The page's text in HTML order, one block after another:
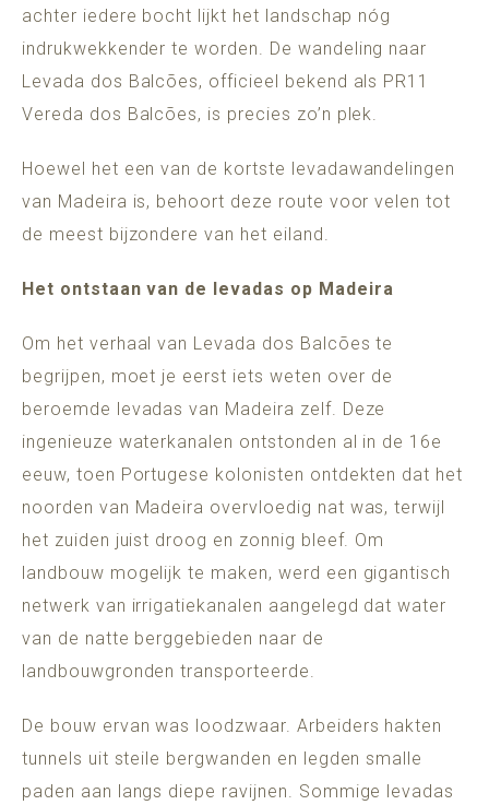
achter iedere bocht lijkt het landschap nóg
indrukwekkender te worden. De wandeling naar
Levada dos Balcões, officieel bekend als PR11
Vereda dos Balcões, is precies zo’n plek.
Hoewel het een van de kortste levadawandelingen
van Madeira is, behoort deze route voor velen tot
de meest bijzondere van het eiland.
Het ontstaan van de levadas op Madeira
Om het verhaal van Levada dos Balcões te
begrijpen, moet je eerst iets weten over de
beroemde levadas van Madeira zelf. Deze
ingenieuze waterkanalen ontstonden al in de 16e
eeuw, toen Portugese kolonisten ontdekten dat het
noorden van Madeira overvloedig nat was, terwijl
het zuiden juist droog en zonnig bleef. Om
landbouw mogelijk te maken, werd een gigantisch
netwerk van irrigatiekanalen aangelegd dat water
van de natte berggebieden naar de
landbouwgronden transporteerde.
De bouw ervan was loodzwaar. Arbeiders hakten
tunnels uit steile bergwanden en legden smalle
paden aan langs diepe ravijnen. Sommige levadas